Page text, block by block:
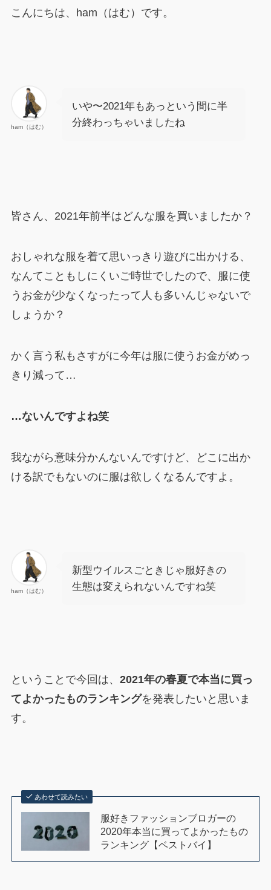
こんにちは、ham（はむ）です。
ham（はむ）
いや〜2021年もあっという間に半
分終わっちゃいましたね
皆さん、2021年前半はどんな服を買いましたか？
おしゃれな服を着て思いっきり遊びに出かける、
なんてこともしにくいご時世でしたので、服に使
うお金が少なくなったって人も多いんじゃないで
しょうか？
かく言う私もさすがに今年は服に使うお金がめっ
きり減って…
…ないんですよね笑
我ながら意味分かんないんですけど、どこに出か
ける訳でもないのに服は欲しくなるんですよ。
ham（はむ）
新型ウイルスごときじゃ服好きの
生態は変えられないんですね笑
ということで今回は、 2021年の春夏で本当に買っ
てよかったものランキングを発表したいと思いま
す。
あわせて読みたい
服好きファッションブロガーの
2020年本当に買ってよかったもの
ランキング【ベストバイ】